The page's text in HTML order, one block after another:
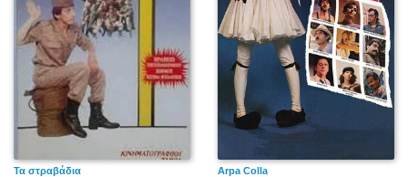
Τα στραβάδια Arpa Colla